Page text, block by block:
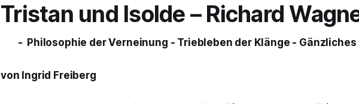
Tristan und Isolde – Richard
- Philosophie der Verneinung - Triebleben der Klänge -
von Ingrid Freiberg